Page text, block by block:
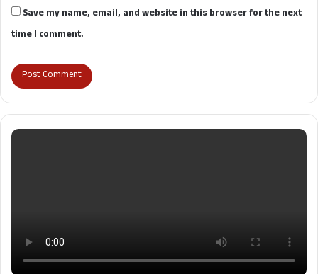
Save my name, email, and website in this browser for the next
time I comment.